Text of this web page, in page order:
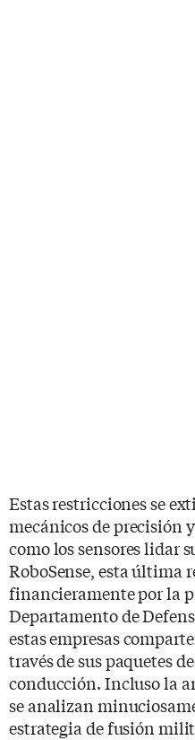
Estas restricciones se
mecánicos de precisión
como los sensores lidar
RoboSense, esta última
financieramente por la
Departamento de
estas empresas
través de sus paquetes
conducción. Incluso la
se analizan
estrategia de fusión